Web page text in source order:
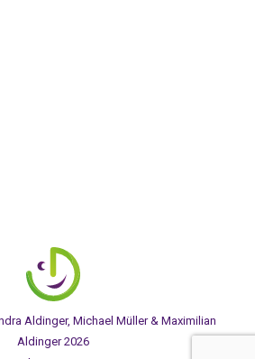
Aldinger, Michael Müller & Maximilian
Aldinger 2026